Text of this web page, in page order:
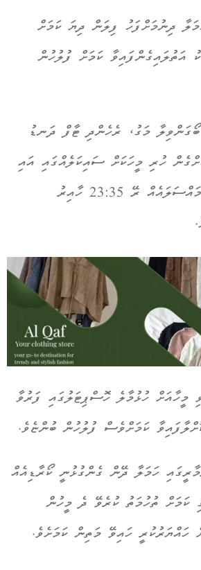
ދިނުމަށްފަހު ފިލަން ދިޔަ ކަމަށް
ކަމަށް ފުލުހުން
މަގު، ރެހެންދި ޓާފް ދަނޑު
ހުރި މީހަކަށް ސައިކަލެއްގައި އައި
ބަޔަކު ހަމަލާ ދީފައިވާ މައްސަލައެއް ރޭ 23:35 ހާއިރު
މީހާއަށް ހުޅުމާލެ ހޮސްޕިޓަލުގައި ފަރުވާ
ކަމަށްވެސް ފުލުހުން ބުންޏެވެ.
ހަމަލާ ދޭން ގެންގުޅުނީ ކޯރާޑިއެއް
ކަމަށް ތުހުމަތު ކުރެވޭ ދެ މީހުން
ހައްޔަރުކުރީ ހައިވޭ މަތިން ކަމަށެވެ.